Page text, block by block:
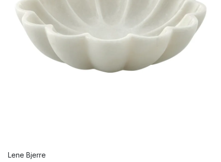
Lene Bjerre